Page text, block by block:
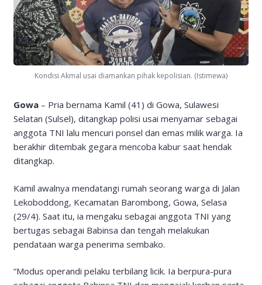
Kondisi Akmal usai diamankan pihak kepolisian. (Istimewa)
Gowa – Pria bernama Kamil (41) di Gowa, Sulawesi
Selatan (Sulsel), ditangkap polisi usai menyamar sebagai
anggota TNI lalu mencuri ponsel dan emas milik warga. Ia
berakhir ditembak gegara mencoba kabur saat hendak
ditangkap.
Kamil awalnya mendatangi rumah seorang warga di Jalan
Lekoboddong, Kecamatan Barombong, Gowa, Selasa
(29/4). Saat itu, ia mengaku sebagai anggota TNI yang
bertugas sebagai Babinsa dan tengah melakukan
pendataan warga penerima sembako.
“Modus operandi pelaku terbilang licik. Ia berpura-pura